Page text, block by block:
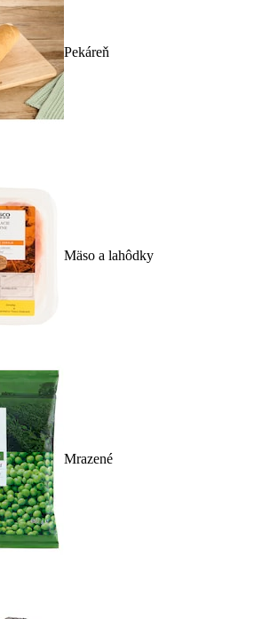
Pekáreň
Mäso a lahôdky
Mrazené